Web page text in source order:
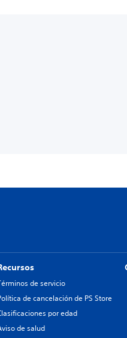
de servicio
de cancelación de PS Store
por edad
de salud